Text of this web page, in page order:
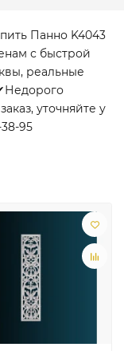
Панно K4043
с быстрой
реальные
уточняйте у
95